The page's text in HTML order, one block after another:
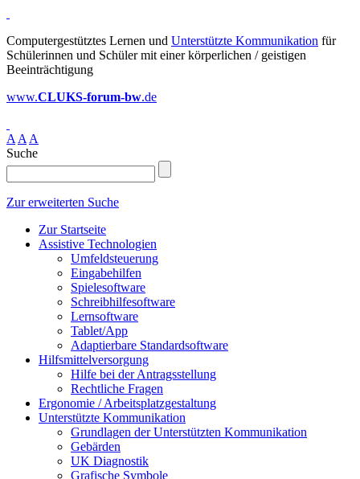
Computergestütztes Lernen und Unterstützte Kommunikation für
Schülerinnen und Schüler mit einer körperlichen / geistigen
Beeinträchtigung
www.CLUKS-forum-bw.de
A A A
Suche
Zur erweiterten Suche
Zur Startseite
Assistive Technologien
Umfeldsteuerung
Eingabehilfen
Spielesoftware
Schreibhilfesoftware
Lernsoftware
Tablet/App
Adaptierbare Standardsoftware
Hilfsmittelversorgung
Hilfe bei der Antragsstellung
Rechtliche Fragen
Ergonomie / Arbeitsplatzgestaltung
Unterstützte Kommunikation
Grundlagen der Unterstützten Kommunikation
Gebärden
UK Diagnostik
Grafische Symbole